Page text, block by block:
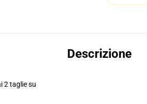
Descrizione
2 taglie su